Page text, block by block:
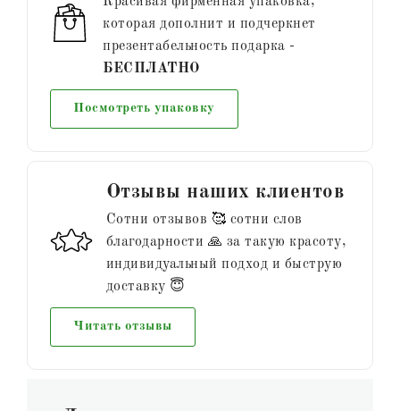
которая дополнит и подчеркнет
презентабельность подарка -
БЕСПЛАТНО
Посмотреть упаковку
Отзывы наших клиентов
Сотни отзывов 🥰 сотни слов
благодарности 🙏 за такую красоту,
индивидуальный подход и быструю
доставку 😇
Читать отзывы